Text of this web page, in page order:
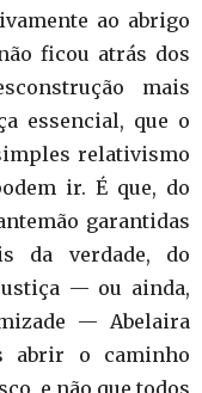
ao abrigo
ficou atrás dos
mais
essencial, que o
relativismo
ir. É que, do
garantidas
da verdade, do
— ou ainda,
— Abelaira
abrir o caminho
e não que todos